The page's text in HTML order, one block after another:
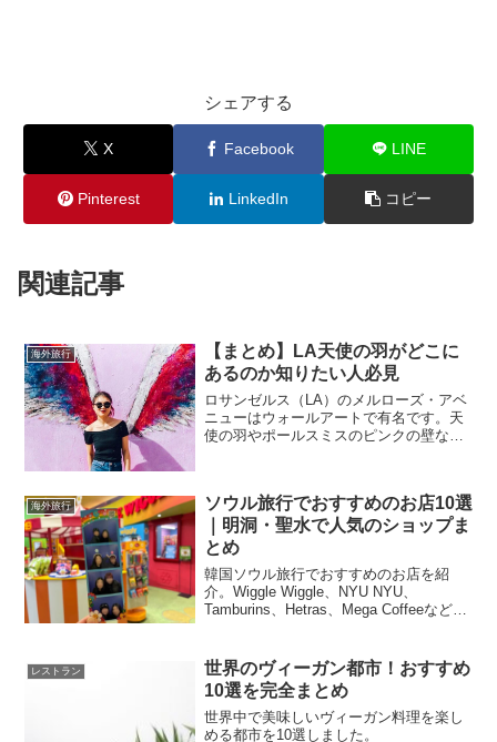
シェアする
X Facebook LINE
Pinterest LinkedIn コピー
関連記事
海外旅行
【まとめ】LA天使の羽がどこに
あるのか知りたい人必見
ロサンゼルス（LA）のメルローズ・アベ
ニューはウォールアートで有名です。天
使の羽やポールスミスのピンクの壁な
も必見です。この記事ではそれぞれの地
図や住所を詳しく紹介しています。さら
に、ヴィーガンレストランの情報も掲載
していますので、ぜひ訪れてみてくださ
い。
海外旅行
ソウル旅行でおすすめのお店10選
｜明洞・聖水で人気のショップま
とめ
韓国ソウル旅行でおすすめのお店を紹
介。Wiggle Wiggle、NYU NYU、
Tamburins、Hetras、Mega Coffeeなど、
ングにおすすめです。
レストラン
世界のヴィーガン都市！おすすめ
10選を完全まとめ
世界中で美味しいヴィーガン料理を楽し
める都市を10選しました。